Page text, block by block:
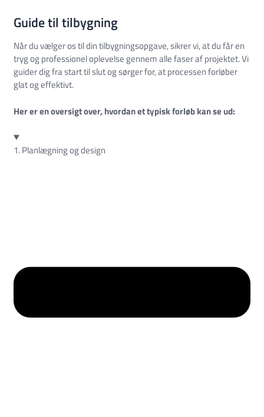
Guide til tilbygning
Når du vælger os til din tilbygningsopgave, sikrer vi, at du får en
tryg og professionel oplevelse gennem alle faser af projektet. Vi
guider dig fra start til slut og sørger for, at processen forløber
glat og effektivt.
Her er en oversigt over, hvordan et typisk forløb kan se ud:
1. Planlægning og design